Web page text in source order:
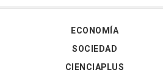
ECONOMÍA
SOCIEDAD
CIENCIAPLUS